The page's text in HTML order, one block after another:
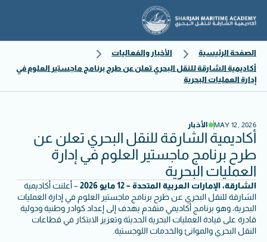
الصفحة الرئيسية
الأخبار والفعاليات
أكاديمية الشارقة للنقل البحري تعلن عن طرح برنامج ماجستير العلوم في
إدارة العمليات البحرية
MAY 12, 2026 الأخبار
أكاديمية الشارقة للنقل البحري تعلن عن
طرح برنامج ماجستير العلوم في إدارة
العمليات البحرية
الشارقة، الإمارات العربية المتحدة – 12 مايو 2026
– أعلنت أكاديمية
الشارقة للنقل البحري عن طرح برنامج ماجستير العلوم في إدارة العمليات
البحرية، وهو برنامج أكاديمي متقدم يهدف إلى إعداد كوادر وطنية ودولية
قادرة على قيادة العمليات البحرية الحديثة وتعزيز الابتكار في قطاعات
النقل البحري والموانئ والخدمات اللوجستية.